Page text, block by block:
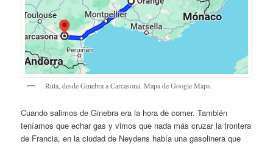
Ruta, desde Ginebra a Carcasona. Mapa de Google Maps.
Cuando salimos de Ginebra era la hora de comer. También
teníamos que echar gas y vimos que nada más cruzar la frontera
de Francia, en la ciudad de Neydens había una gasolinera que